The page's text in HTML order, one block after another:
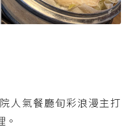
人氣餐廳旬彩浪漫主打